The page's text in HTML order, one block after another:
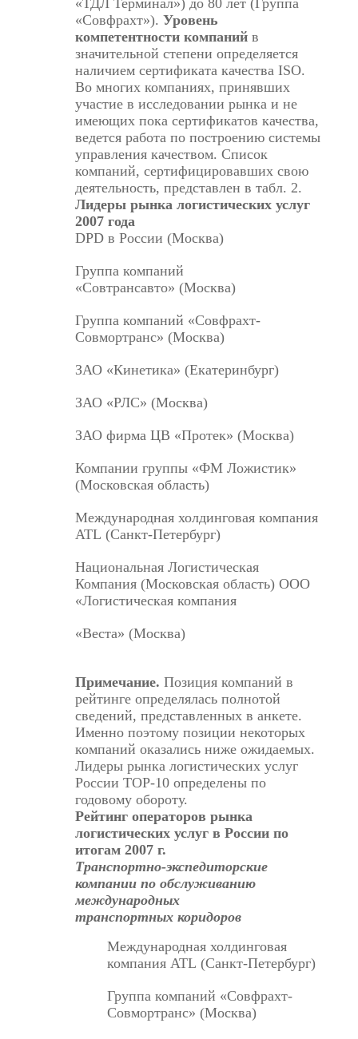
«ТДЛ Терминал») до 80 лет (Группа
«Совфрахт»). Уровень
компетентности компанийв
значительной степени определяется
наличием сертификата качества ISO.
Во многих компаниях, принявших
участие в исследовании рынка и не
имеющих пока сертификатов качества,
ведется работа по построению системы
управления качеством. Список
компаний, сертифицировавших свою
деятельность, представлен в табл. 2.
Лидеры рынка логистических услуг
2007 года
DPD в России (Москва)
Группа компаний
«Совтрансавто» (Москва)
Группа компаний «Совфрахт-
Совмортранс» (Москва)
ЗАО «Кинетика» (Екатеринбург)
ЗАО «РЛС» (Москва)
ЗАО фирма ЦВ «Протек» (Москва)
Компании группы «ФМ Ложистик»
(Московская область)
Международная холдинговая компания
ATL (Санкт-Петербург)
Национальная Логистическая
Компания (Московская область) ООО
«Логистическая компания
«Веста» (Москва)
Примечание. Позиция компаний в
рейтинге определялась полнотой
сведений, представленных в анкете.
Именно поэтому позиции некоторых
компаний оказались ниже ожидаемых.
Лидеры рынка логистических услуг
России TOP-10 определены по
годовому обороту.
Рейтинг операторов рынка
логистических услуг в России по
итогам 2007 г.
Транспортно-экспедиторские
компании по обслуживанию
международных
транспортных коридоров
Международная холдинговая
компания ATL (Санкт-Петербург)
Группа компаний «Совфрахт-
Совмортранс» (Москва)